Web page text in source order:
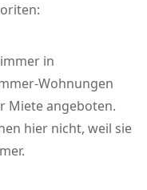
in
Wohnungen
Miete angeboten.
hier nicht, weil sie